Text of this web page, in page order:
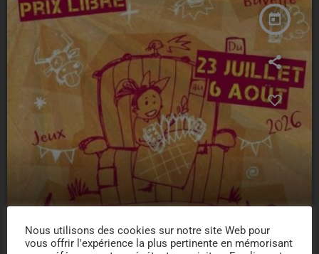
today
Nous utilisons des cookies sur notre site Web pour
vous offrir l'expérience la plus pertinente en mémorisant